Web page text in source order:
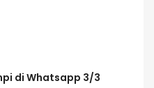
di Whatsapp 3/3